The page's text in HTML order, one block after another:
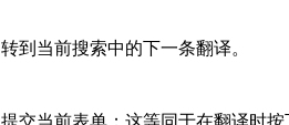
转到当前搜索中的下一条翻译。
提交当前表单；这等同于在翻译时按